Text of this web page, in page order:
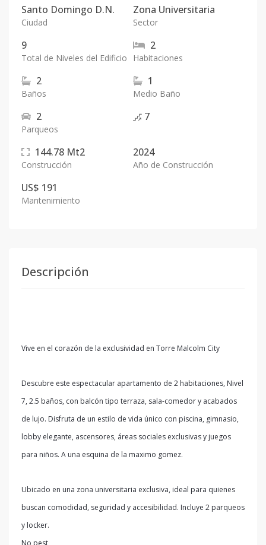
Santo Domingo D.N.
Ciudad
Zona Universitaria
Sector
9
Total de Niveles del Edificio
2
Habitaciones
2
Baños
1
Medio Baño
2
Parqueos
7
144.78 Mt2
Construcción
2024
Año de Construcción
US$ 191
Mantenimiento
Descripción
Vive en el corazón de la exclusividad en Torre Malcolm City
Descubre este espectacular apartamento de 2 habitaciones, Nivel
7, 2.5 baños, con balcón tipo terraza, sala-comedor y acabados
de lujo. Disfruta de un estilo de vida único con piscina, gimnasio,
lobby elegante, ascensores, áreas sociales exclusivas y juegos
para niños. A una esquina de la maximo gomez.
Ubicado en una zona universitaria exclusiva, ideal para quienes
buscan comodidad, seguridad y accesibilidad. Incluye 2 parqueos
y locker.
No pest